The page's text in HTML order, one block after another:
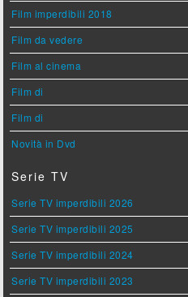
Film imperdibili 2018
Film da vedere
Film al cinema
Film di
Film di
Novità in Dvd
Serie TV
Serie TV imperdibili 2026
Serie TV imperdibili 2025
Serie TV imperdibili 2024
Serie TV imperdibili 2023